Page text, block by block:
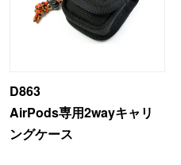
D863
AirPods専用2wayキャリ
ングケース